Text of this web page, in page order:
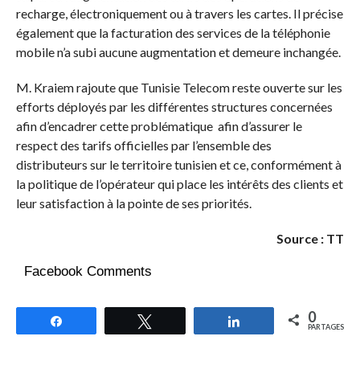
recharge, électroniquement ou à travers les cartes. Il précise
également que la facturation des services de la téléphonie
mobile n’a subi aucune augmentation et demeure inchangée.
M. Kraiem rajoute que Tunisie Telecom reste ouverte sur les
efforts déployés par les différentes structures concernées
afin d’encadrer cette problématique afin d’assurer le
respect des tarifs officielles par l’ensemble des
distributeurs sur le territoire tunisien et ce, conformément à
la politique de l’opérateur qui place les intérêts des clients et
leur satisfaction à la pointe de ses priorités.
Source : TT
Facebook Comments
Partagez 0
PARTAGES